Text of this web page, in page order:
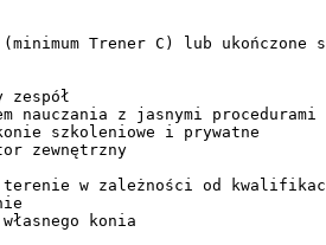
Trener C) lub ukończone
nauczania z jasnymi procedurami
szkoleniowe i prywatne
zewnętrzny
terenie w zależności od
konia